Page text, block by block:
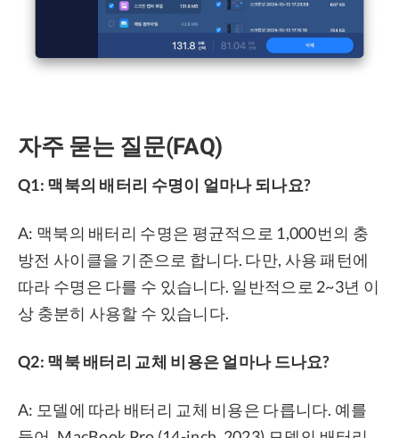
자주 묻는 질문(FAQ)
Q1: 맥북의 배터리 수명이 얼마나 되나요?
A: 맥북의 배터리 수명은 평균적으로 1,000번의 충
방전 사이클을 기준으로 합니다. 다만, 사용 패턴에
따라 수명은 다를 수 있습니다. 일반적으로 2~3년 이
상 충분히 사용할 수 있습니다.
Q2: 맥북 배터리 교체 비용은 얼마나 드나요?
A: 모델에 따라 배터리 교체 비용은 다릅니다. 예를